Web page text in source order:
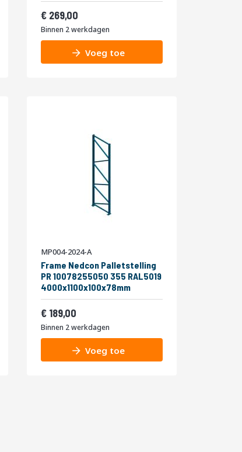
Vanaf
269,00
Binnen 2 werkdagen
Voeg toe
MP004-2024-A
Frame Nedcon Palletstelling
PR 10078255050 355 RAL5019
4000x1100x100x78mm
Vanaf
189,00
Binnen 2 werkdagen
Voeg toe